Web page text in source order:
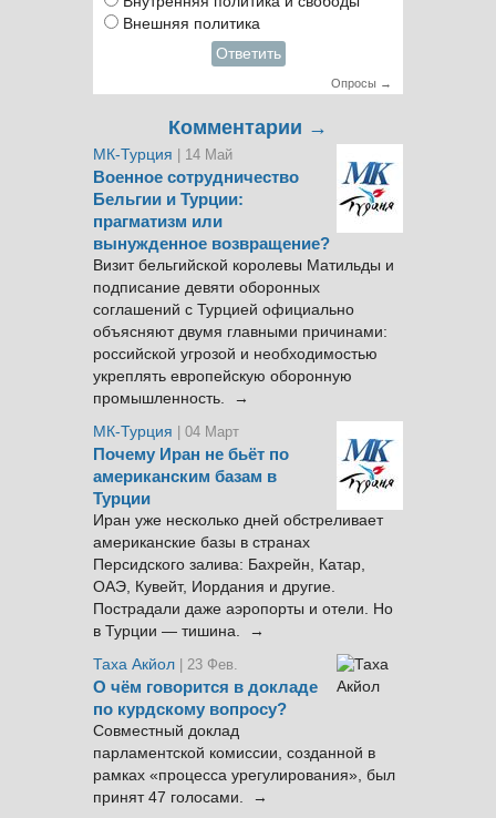
Внешняя политика
Ответить
Опросы →
Комментарии →
МК-Турция | 14 Май
Военное сотрудничество
Бельгии и Турции:
прагматизм или
вынужденное возвращение?
Визит бельгийской королевы Матильды и
подписание девяти оборонных
соглашений с Турцией официально
объясняют двумя главными причинами:
российской угрозой и необходимостью
укреплять европейскую оборонную
промышленность. →
МК-Турция
| 04 Март
Почему Иран не бьёт по
американским базам в
Турции
Иран уже несколько дней обстреливает
американские базы в странах
Персидского залива: Бахрейн, Катар,
ОАЭ, Кувейт, Иордания и другие.
Пострадали даже аэропорты и отели. Но
в Турции — тишина. →
Таха Акйол | 23 Фев.
О чём говорится в докладе
по курдскому вопросу?
Совместный доклад
парламентской комиссии, созданной в
рамках «процесса урегулирования», был
принят 47 голосами. →